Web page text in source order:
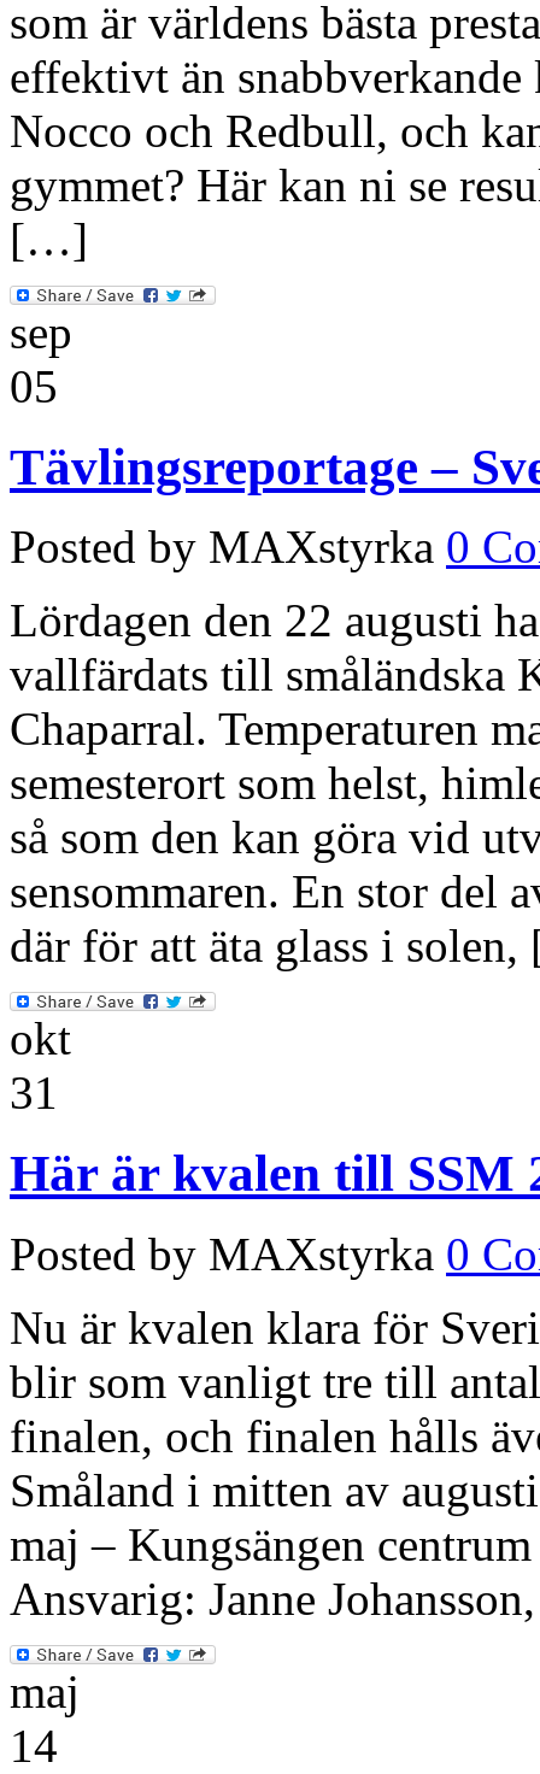
som är världens bästa
effektivt än
Nocco och Redbull, och
gymmet? Här kan ni se
[…]
sep
05
Tävlingsreportage –
Posted by MAXstyrka 0
Lördagen den 22 augusti
vallfärdats till småländska
Chaparral. Temperaturen
semesterort som helst,
så som den kan göra vid
sensommaren. En stor del
där för att äta glass i
okt
31
Här är kvalen till SSM
Posted by MAXstyrka 0
Nu är kvalen klara för
blir som vanligt tre till
finalen, och finalen hålls
Småland i mitten av
maj – Kungsängen
Ansvarig: Janne
maj
14